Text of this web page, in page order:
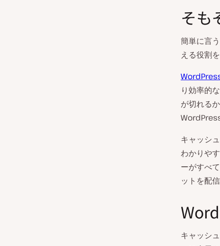
そも
簡単に言
える役割
り効率的
が切れる
キャッシ
わかりや
ーがすべ
ットを配
キャッシ